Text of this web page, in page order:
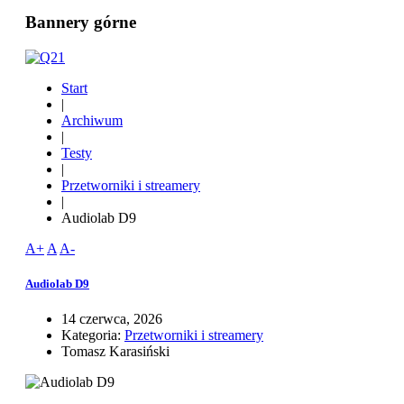
Bannery górne
Start
|
Archiwum
|
Testy
|
Przetworniki i streamery
|
Audiolab D9
A+ A A-
Audiolab D9
14 czerwca, 2026
Kategoria: Przetworniki i streamery
Tomasz Karasiński